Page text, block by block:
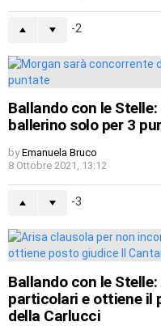
-2
Ballando con le
ballerino solo per 3
by Emanuela Bruco
8 Ottobre 2021, 13:12
-3
Ballando con le
particolari e ottiene il
della Carlucci